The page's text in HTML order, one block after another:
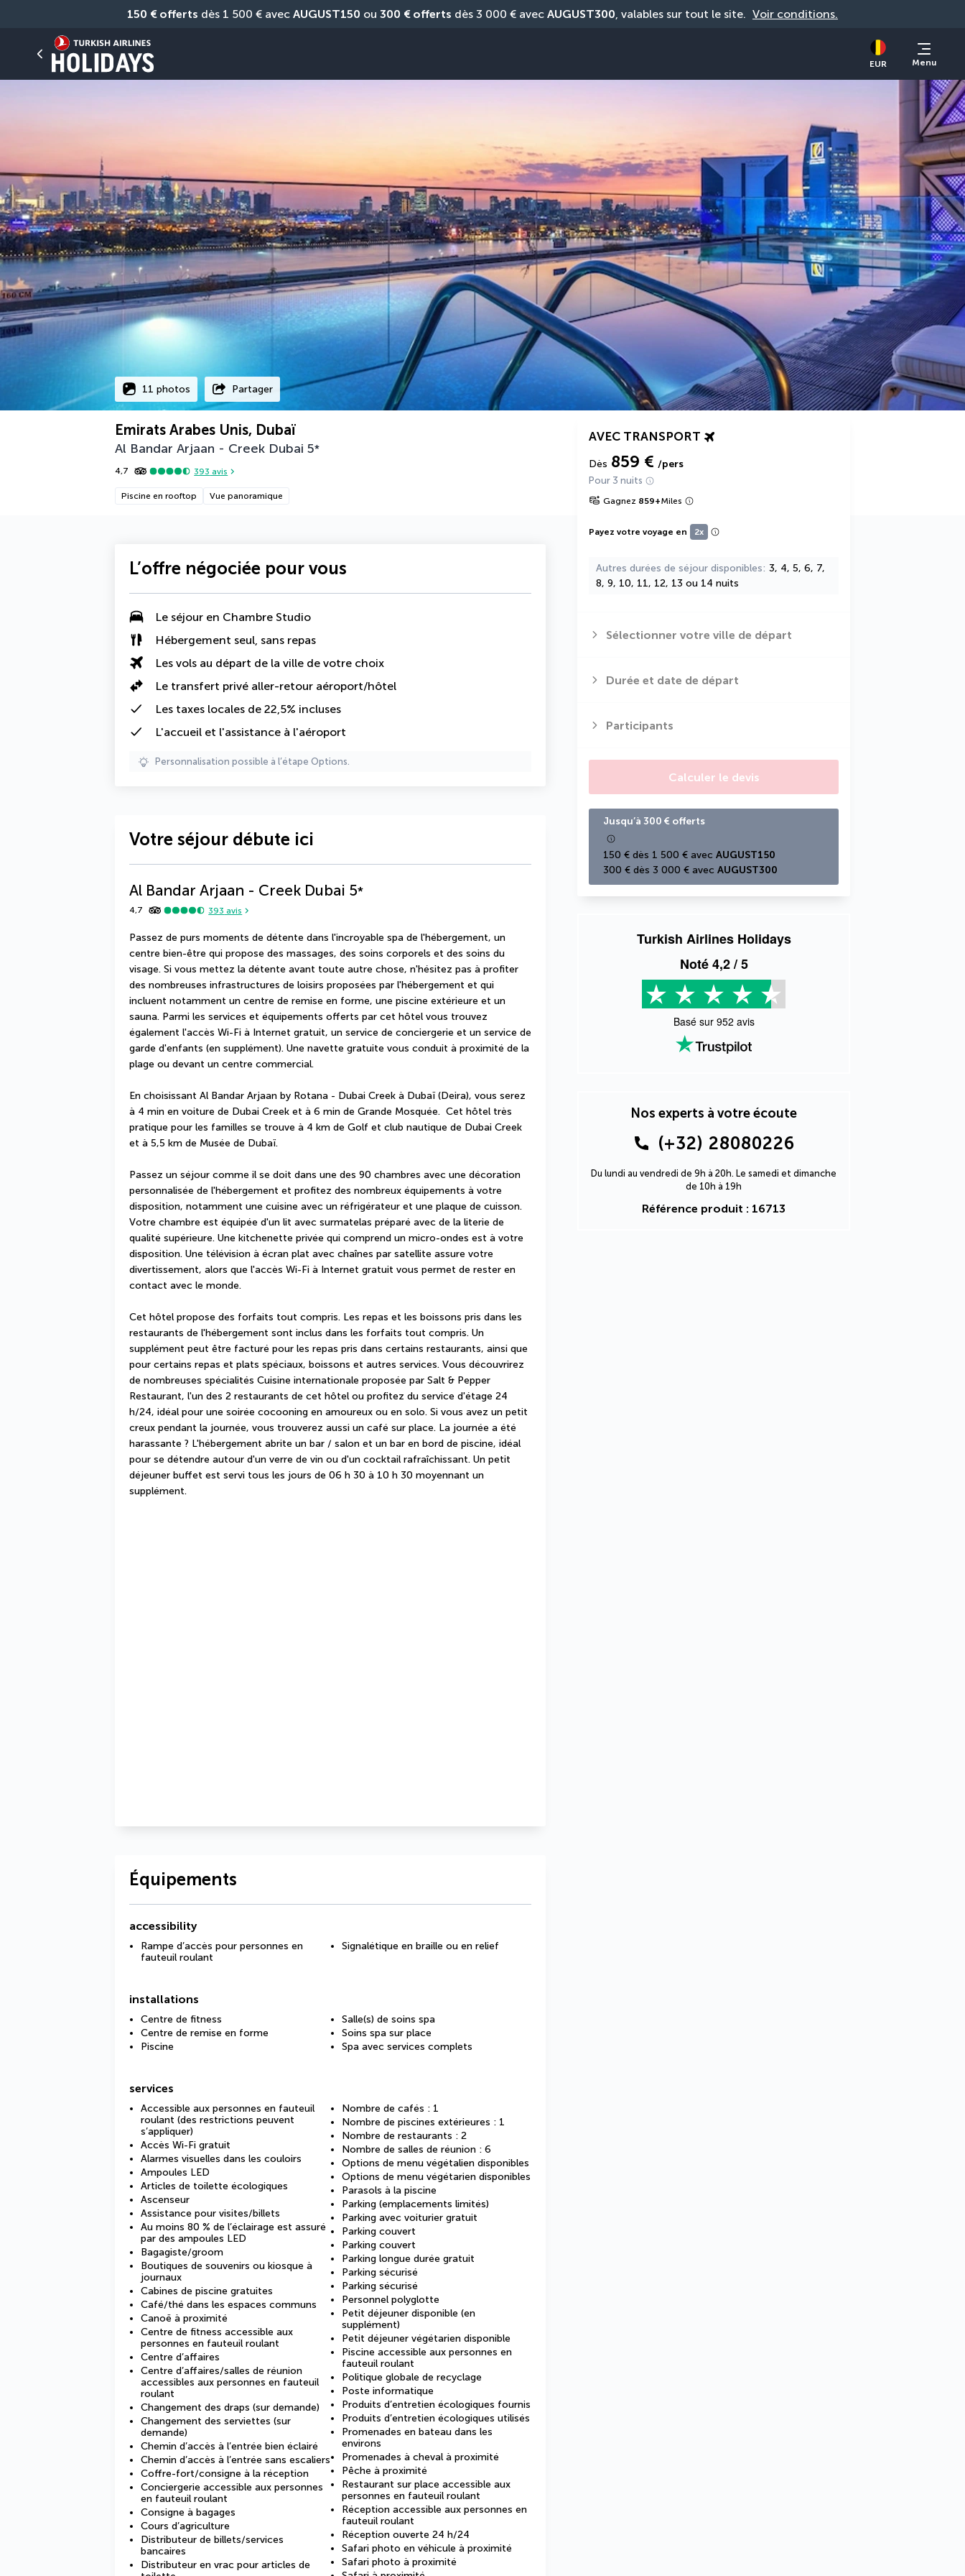
150 € offerts dès 1 500 € avec AUGUST150 ou 300 € offerts dès 3 000 € avec AUGUST300, valables sur tout le site. Voir conditions.
EUR Menu
11 photos Partager
Emirats Arabes Unis, Dubaï
Al Bandar Arjaan - Creek Dubai 5*
4,7 393 avis
Piscine en rooftop Vue panoramique
AVEC TRANSPORT
Dès 859 € /pers
Pour 3 nuits
Gagnez 859+Miles
Payez votre voyage en 2x
Autres durées de séjour disponibles 3, 4, 5, 6, 7,
8, 9, 10, 11, 12, 13 ou 14 nuits
Sélectionner votre ville de départ
Durée et date de départ
Participants
Calculer le devis
Jusqu’à 300 € offerts
150 € dès 1 500 € avec AUGUST150
300 € dès 3 000 € avec AUGUST300
Turkish Airlines Holidays
Noté4,2/ 5
Basé sur 952 avis
Nos experts à votre écoute
(+32) 28080226
Du lundi au vendredi de 9h à 20h. Le samedi et dimanche
de 10h à 19h
Référence produit : 16713
L’offre négociée pour vous
Le séjour en Chambre Studio
Hébergement seul, sans repas
Les vols au départ de la ville de votre choix
Le transfert privé aller-retour aéroport/hôtel
Les taxes locales de 22,5% incluses
L'accueil et l'assistance à l'aéroport
Personnalisation possible à l’étape Options.
Votre séjour débute ici
Al Bandar Arjaan - Creek Dubai 5*
4,7 393 avis
Passez de purs moments de détente dans l'incroyable spa de l'hébergement, un
centre bien-être qui propose des massages, des soins corporels et des soins du
visage. Si vous mettez la détente avant toute autre chose, n'hésitez pas à profiter
des nombreuses infrastructures de loisirs proposées par l'hébergement et qui
incluent notamment un centre de remise en forme, une piscine extérieure et un
sauna. Parmi les services et équipements offerts par cet hôtel vous trouvez
également l'accès Wi-Fi à Internet gratuit, un service de conciergerie et un service de
garde d'enfants (en supplément). Une navette gratuite vous conduit à proximité de la
plage ou devant un centre commercial.
En choisissant Al Bandar Arjaan by Rotana - Dubai Creek à Dubaï (Deira), vous serez
à 4 min en voiture de Dubai Creek et à 6 min de Grande Mosquée.  Cet hôtel très
pratique pour les familles se trouve à 4 km de Golf et club nautique de Dubai Creek
et à 5,5 km de Musée de Dubaï.
Passez un séjour comme il se doit dans une des 90 chambres avec une décoration
personnalisée de l'hébergement et profitez des nombreux équipements à votre
disposition, notamment une cuisine avec un réfrigérateur et une plaque de cuisson.
Votre chambre est équipée d'un lit avec surmatelas préparé avec de la literie de
qualité supérieure. Une kitchenette privée qui comprend un micro-ondes est à votre
disposition. Une télévision à écran plat avec chaînes par satellite assure votre
divertissement, alors que l'accès Wi-Fi à Internet gratuit vous permet de rester en
contact avec le monde.
Cet hôtel propose des forfaits tout compris. Les repas et les boissons pris dans les
restaurants de l'hébergement sont inclus dans les forfaits tout compris. Un
supplément peut être facturé pour les repas pris dans certains restaurants, ainsi que
pour certains repas et plats spéciaux, boissons et autres services. Vous découvrirez
de nombreuses spécialités Cuisine internationale proposée par Salt & Pepper
Restaurant, l'un des 2 restaurants de cet hôtel ou profitez du service d'étage 24
h/24, idéal pour une soirée cocooning en amoureux ou en solo. Si vous avez un petit
creux pendant la journée, vous trouverez aussi un café sur place. La journée a été
harassante ? L'hébergement abrite un bar / salon et un bar en bord de piscine, idéal
pour se détendre autour d'un verre de vin ou d'un cocktail rafraîchissant. Un petit
déjeuner buffet est servi tous les jours de 06 h 30 à 10 h 30 moyennant un
supplément.
Équipements
accessibility
Rampe d’accès pour personnes en
fauteuil roulant
Signalétique en braille ou en relief
installations
Centre de fitness
Centre de remise en forme
Piscine
Salle(s) de soins spa
Soins spa sur place
Spa avec services complets
services
Accessible aux personnes en fauteuil
roulant (des restrictions peuvent
s’appliquer)
Accès Wi-Fi gratuit
Alarmes visuelles dans les couloirs
Ampoules LED
Articles de toilette écologiques
Ascenseur
Assistance pour visites/billets
Au moins 80 % de l’éclairage est assuré
par des ampoules LED
Bagagiste/groom
Boutiques de souvenirs ou kiosque à
journaux
Cabines de piscine gratuites
Café/thé dans les espaces communs
Canoë à proximité
Centre de fitness accessible aux
personnes en fauteuil roulant
Centre d’affaires
Centre d’affaires/salles de réunion
accessibles aux personnes en fauteuil
roulant
Changement des draps (sur demande)
Changement des serviettes (sur
demande)
Chemin d’accès à l’entrée bien éclairé
Chemin d’accès à l’entrée sans escaliers
Coffre-fort/consigne à la réception
Conciergerie accessible aux personnes
en fauteuil roulant
Consigne à bagages
Cours d’agriculture
Distributeur de billets/services
bancaires
Distributeur en vrac pour articles de
Nombre de cafés : 1
Nombre de piscines extérieures : 1
Nombre de restaurants : 2
Nombre de salles de réunion : 6
Options de menu végétalien disponibles
Options de menu végétarien disponibles
Parasols à la piscine
Parking (emplacements limités)
Parking avec voiturier gratuit
Parking couvert
Parking couvert
Parking longue durée gratuit
Parking sécurisé
Parking sécurisé
Personnel polyglotte
Petit déjeuner disponible (en
supplément)
Petit déjeuner végétarien disponible
Piscine accessible aux personnes en
fauteuil roulant
Politique globale de recyclage
Poste informatique
Produits d’entretien écologiques fournis
Produits d’entretien écologiques utilisés
Promenades en bateau dans les
environs
Promenades à cheval à proximité
Pêche à proximité
Restaurant sur place accessible aux
personnes en fauteuil roulant
Réception accessible aux personnes en
fauteuil roulant
Réception ouverte 24 h/24
Safari photo en véhicule à proximité
Safari photo à proximité